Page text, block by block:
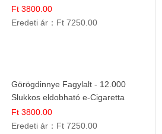
Ft 3800.00
Eredeti ár： Ft 7250.00
Görögdinnye Fagylalt - 12.000
Slukkos eldobható e-Cigaretta
Ft 3800.00
Eredeti ár： Ft 7250.00